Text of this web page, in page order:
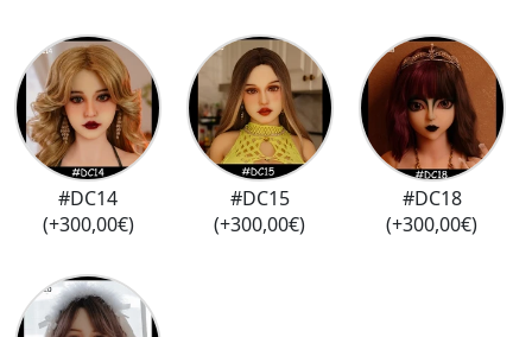
#DC14
(+300,00€)
#DC15
(+300,00€)
#DC18
(+300,00€)